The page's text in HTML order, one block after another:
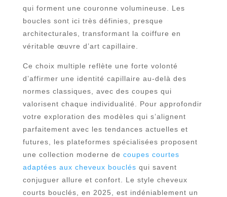
qui forment une couronne volumineuse. Les
boucles sont ici très définies, presque
architecturales, transformant la coiffure en
véritable œuvre d’art capillaire.
Ce choix multiple reflète une forte volonté
d’affirmer une identité capillaire au-delà des
normes classiques, avec des coupes qui
valorisent chaque individualité. Pour approfondir
votre exploration des modèles qui s’alignent
parfaitement avec les tendances actuelles et
futures, les plateformes spécialisées proposent
une collection moderne de coupes courtes
adaptées aux cheveux bouclés qui savent
conjuguer allure et confort. Le style cheveux
courts bouclés, en 2025, est indéniablement un